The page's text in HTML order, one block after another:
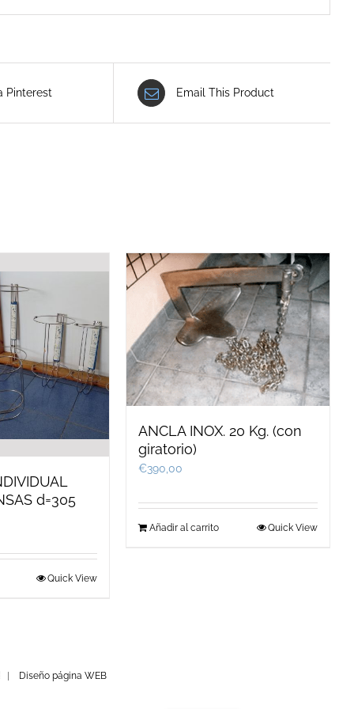
Pinterest Email This Product
d=305
Quick View
ANCLA INOX. 20 Kg. (con
giratorio)
€390,00
Añadir al carrito Quick View
| Diseño página WEB